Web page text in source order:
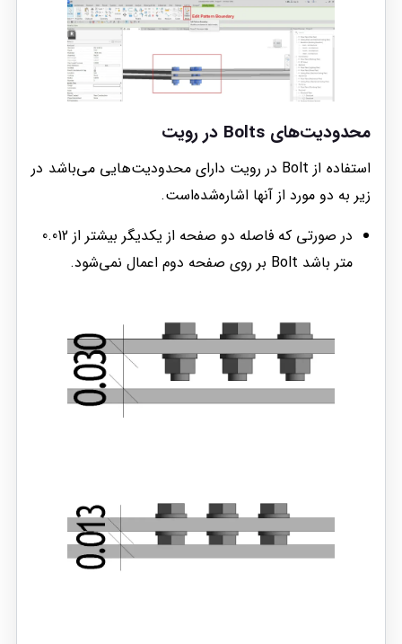
محدودیت‌های Bolts در رویت
استفاده از Bolt در رویت دارای محدودیت‌هایی می‌باشد در
زیر به دو مورد از آنها اشاره‌شده‌است.
در صورتی که فاصله دو صفحه از یکدیگر بیشتر از 0.012
متر باشد Bolt بر روی صفحه دوم اعمال نمی‌شود.